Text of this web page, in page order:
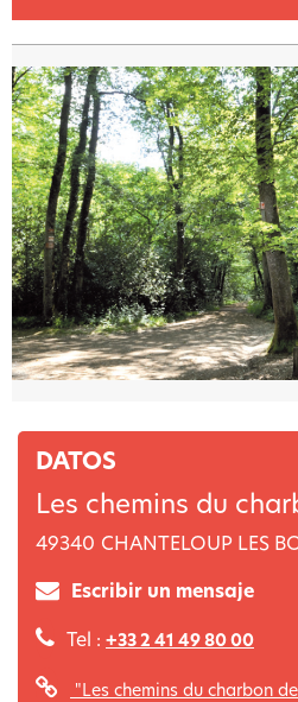
DATOS
Les chemins du
49340 CHANTELOUP LES
Escribir un mensaje
Tel : +33 2 41 49 80 00
"Les chemins du charbon